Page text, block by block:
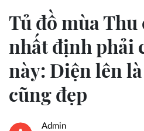
Tủ đồ mùa Thu
nhất định phải
này: Diện lên
cũng đẹp
Admin